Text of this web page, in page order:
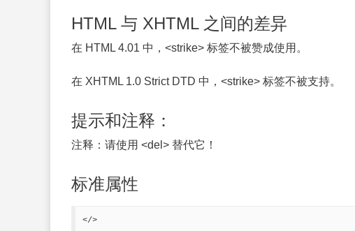
HTML 与 XHTML 之间的差异
在 HTML 4.01 中，<strike> 标签不被赞成使用。
在 XHTML 1.0 Strict DTD 中，<strike> 标签不被支持。
提示和注释：
注释： 请使用 <del> 替代它！
标准属性
</>